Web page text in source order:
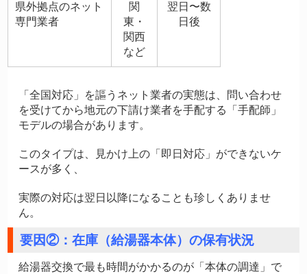
県外拠点のネット
専門業者
関
東・
関西
など
翌日〜数
日後
「全国対応」を謳うネット業者の実態は、問い合わせ
を受けてから地元の下請け業者を手配する「手配師」
モデルの場合があります。
このタイプは、見かけ上の「即日対応」ができないケ
ースが多く、
実際の対応は翌日以降になることも珍しくありませ
ん。
要因②：在庫（給湯器本体）の保有状況
給湯器交換で最も時間がかかるのが「本体の調達」で